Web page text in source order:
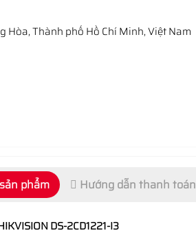
Thành phố Hồ Chí Minh, Việt Nam
phẩm Hướng dẫn thanh toán
DS-2CD1221-I3